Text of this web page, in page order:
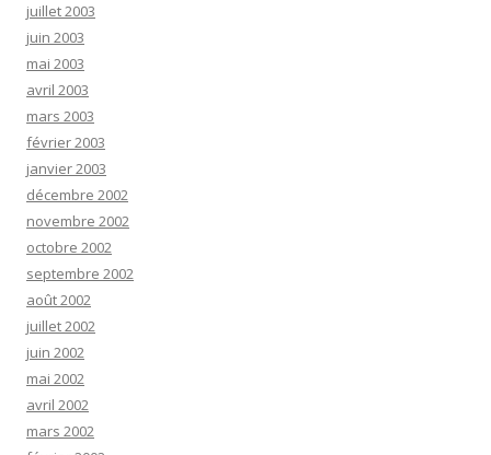
juillet 2003
juin 2003
mai 2003
avril 2003
mars 2003
février 2003
janvier 2003
décembre 2002
novembre 2002
octobre 2002
septembre 2002
août 2002
juillet 2002
juin 2002
mai 2002
avril 2002
mars 2002